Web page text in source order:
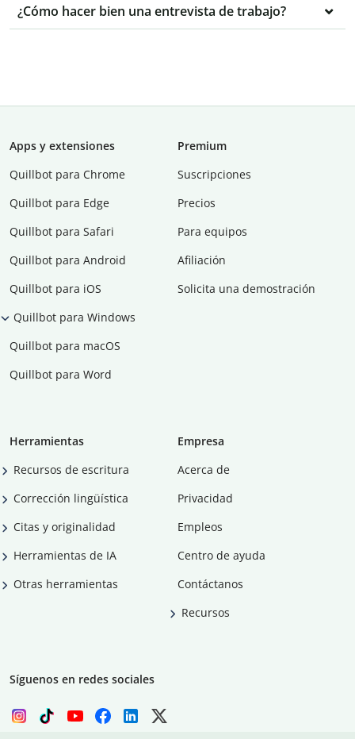
¿Cómo hacer bien una entrevista de trabajo?
Apps y extensiones
Quillbot para Chrome
Quillbot para Edge
Quillbot para Safari
Quillbot para Android
Quillbot para iOS
Quillbot para Windows
Quillbot para macOS
Quillbot para Word
Premium
Suscripciones
Precios
Para equipos
Afiliación
Solicita una demostración
Herramientas
Recursos de escritura
Corrección lingüística
Citas y originalidad
Herramientas de IA
Otras herramientas
Empresa
Acerca de
Privacidad
Empleos
Centro de ayuda
Contáctanos
Recursos
Síguenos en redes sociales